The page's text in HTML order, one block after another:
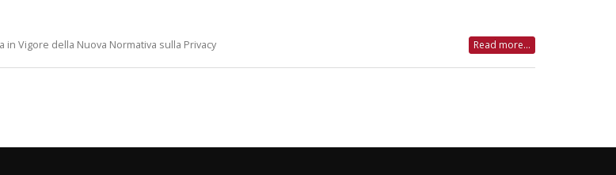
in Vigore della Nuova Normativa sulla Privacy Read more...